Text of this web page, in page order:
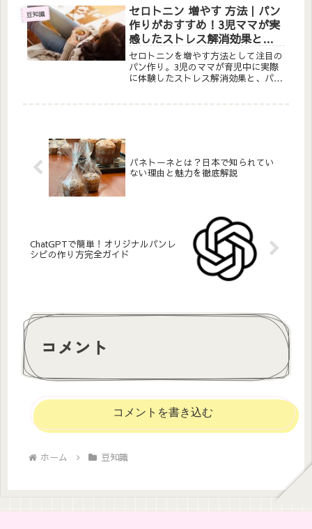
り越えて上達するための考え方と具体
的なアドバイスをお届けします。
豆知識
セロトニン 増やす 方法｜パン
作りがおすすめ！3児ママが実
感したストレス解消効果と癒
しの時間
セロトニンを増やす方法として注目の
パン作り。3児のママが育児中に実際
に体験したストレス解消効果と、パン
パネトーネとは？日本で知られてい
ない理由と魅力を徹底解説
ChatGPTで簡単！オリジナルパンレ
シピの作り方完全ガイド
コメント
コメントを書き込む
ホーム 豆知識